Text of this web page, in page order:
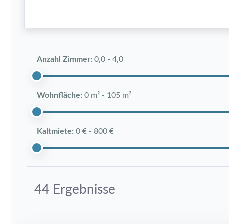
Anzahl Zimmer: 0,0 - 4,0
Wohnfläche: 0 m² - 105 m²
Kaltmiete: 0 € - 800 €
44 Ergebnisse